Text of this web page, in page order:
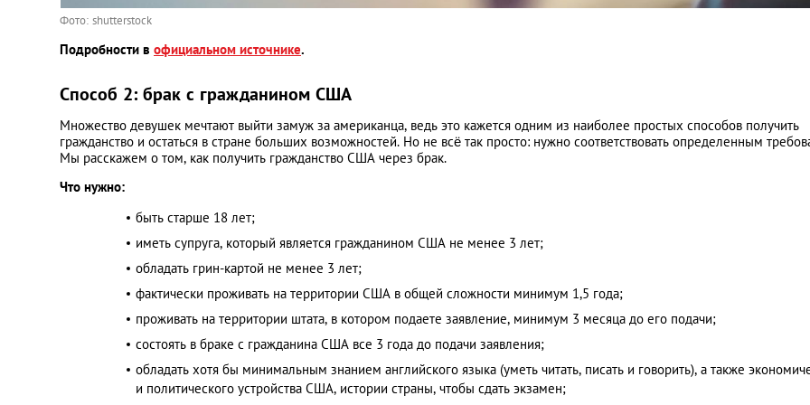
Фото: shutterstock
Подробности в официальном источнике.
Способ 2: брак с гражданином США
Множество девушек мечтают выйти замуж за американца, ведь это кажется одним из наиболее простых способов получить
гражданство и остаться в стране больших возможностей. Но не всё так просто: нужно соответствовать определенным
Мы расскажем о том, как получить гражданство США через брак.
Что нужно:
быть старше 18 лет;
иметь супруга, который является гражданином США не менее 3 лет;
обладать грин-картой не менее 3 лет;
фактически проживать на территории США в общей сложности минимум 1,5 года;
проживать на территории штата, в котором подаете заявление, минимум 3 месяца до его подачи;
состоять в браке с гражданина США все 3 года до подачи заявления;
обладать хотя бы минимальным знанием английского языка (уметь читать, писать и говорить), а также
и политического устройства США, истории страны, чтобы сдать экзамен;